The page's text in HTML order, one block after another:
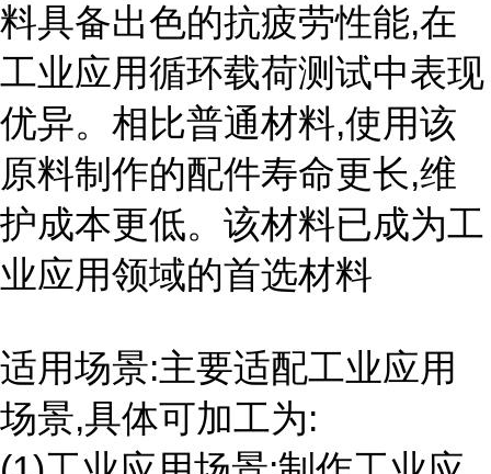
料具备出色的抗疲劳性能,在
工业应用循环载荷测试中表现
优异。相比普通材料,使用该
原料制作的配件寿命更长,维
护成本更低。该材料已成为工
业应用领域的首选材料
适用场景:主要适配工业应用
场景,具体可加工为: